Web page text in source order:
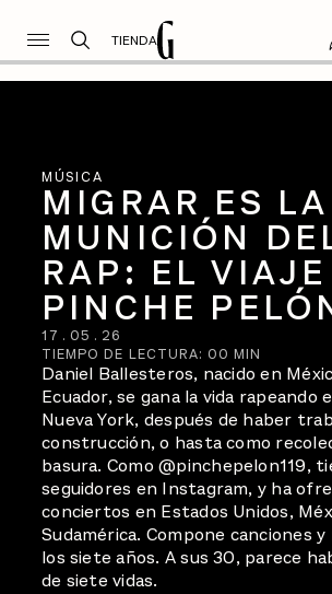
TIENDA
MÚSICA
MIGRAR ES LA
MUNICIÓN
RAP: EL
PINCHE
17 . 05 . 26
TIEMPO DE LECTURA: 00 MIN
Daniel Ballesteros, nacido en
Ecuador, se gana la vida rapeando
Nueva York, después de haber
construcción, o hasta como
basura. Como @pinchepelon119,
seguidores en Instagram, y ha
conciertos en Estados Unidos,
Sudamérica. Compone canciones y
los siete años. A sus 30, parece
de siete vidas.